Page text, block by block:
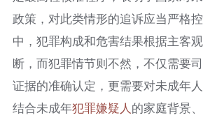
政策，对此类情形的追诉应当严格
中，犯罪构成和危害结果根据主客
断，而犯罪情节则不然，不仅需要
证据的准确认定，更需要对未成年
结合未成年犯罪嫌疑人的家庭背景